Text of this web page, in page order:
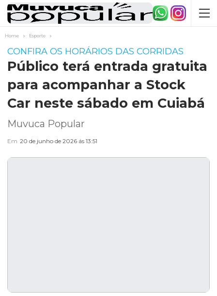
Home Esporte
CONFIRA OS HORÁRIOS DAS CORRIDAS
Público terá entrada gratuita
para acompanhar a Stock
Car neste sábado em Cuiabá
Muvuca Popular
Em 20 de junho de 2026 ás 13:51